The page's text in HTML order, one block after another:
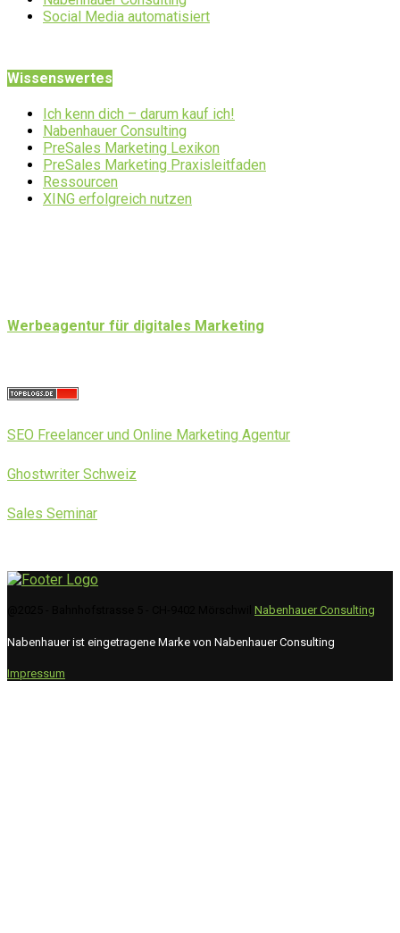
Social Media automatisiert
Wissenswertes
Ich kenn dich – darum kauf ich!
Nabenhauer Consulting
PreSales Marketing Lexikon
PreSales Marketing Praxisleitfaden
Ressourcen
XING erfolgreich nutzen
Werbeagentur für digitales Marketing
SEO Freelancer und Online Marketing Agentur
Ghostwriter Schweiz
Sales Seminar
Nabenhauer Consulting
Nabenhauer ist eingetragene Marke von Nabenhauer Consulting
Impressum